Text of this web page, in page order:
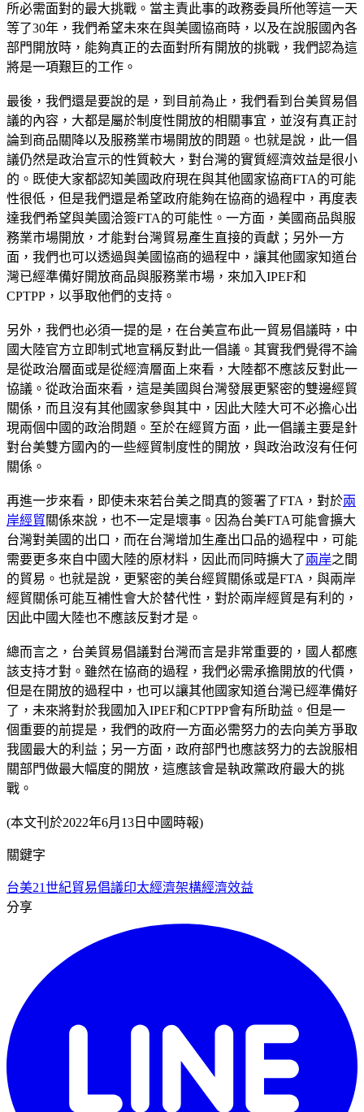
所必需面對的最大挑戰。當主責此事的政務委員所他等這一天
等了30年，我們希望未來在與美國協商時，以及在說服國內各
部門開放時，能夠真正的去面對所有開放的挑戰，我們認為這
將是一項艱巨的工作。
最後，我們還是要說的是，到目前為止，我們看到台美貿易倡
議的內容，大都是屬於制度性開放的相關事宜，並沒有真正討
論到商品關降以及服務業市場開放的問題。也就是說，此一倡
議仍然是政治宣示的性質較大，對台灣的實質經濟效益是很小
的。既使大家都認知美國政府現在與其他國家協商FTA的可能
性很低，但是我們還是希望政府能夠在協商的過程中，再度表
達我們希望與美國洽簽FTA的可能性。一方面，美國商品與服
務業市場開放，才能對台灣貿易產生直接的貢獻；另外一方
面，我們也可以透過與美國協商的過程中，讓其他國家知道台
灣已經準備好開放商品與服務業市場，來加入IPEF和
CPTPP，以爭取他們的支持。
另外，我們也必須一提的是，在台美宣布此一貿易倡議時，中
國大陸官方立即制式地宣稱反對此一倡議。其實我們覺得不論
是從政治層面或是從經濟層面上來看，大陸都不應該反對此一
協議。從政治面來看，這是美國與台灣發展更緊密的雙邊經貿
關係，而且沒有其他國家參與其中，因此大陸大可不必擔心出
現兩個中國的政治問題。至於在經貿方面，此一倡議主要是針
對台美雙方國內的一些經貿制度性的開放，與政治政沒有任何
關係。
再進一步來看，即使未來若台美之間真的簽署了FTA，對於兩
岸經貿關係來說，也不一定是壞事。因為台美FTA可能會擴大
台灣對美國的出口，而在台灣增加生產出口品的過程中，可能
需要更多來自中國大陸的原材料，因此而同時擴大了兩岸之間
的貿易。也就是說，更緊密的美台經貿關係或是FTA，與兩岸
經貿關係可能互補性會大於替代性，對於兩岸經貿是有利的，
因此中國大陸也不應該反對才是。
總而言之，台美貿易倡議對台灣而言是非常重要的，國人都應
該支持才對。雖然在協商的過程，我們必需承擔開放的代價，
但是在開放的過程中，也可以讓其他國家知道台灣已經準備好
了，未來將對於我國加入IPEF和CPTPP會有所助益。但是一
個重要的前提是，我們的政府一方面必需努力的去向美方爭取
我國最大的利益；另一方面，政府部門也應該努力的去說服相
關部門做最大幅度的開放，這應該會是執政黨政府最大的挑
戰。
(本文刊於2022年6月13日中國時報)
關鍵字
台美21世紀貿易倡議印太經濟架構經濟效益
分享